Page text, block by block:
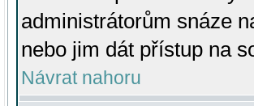
administrátorům snáze
nebo jim dát přístup na
Návrat nahoru